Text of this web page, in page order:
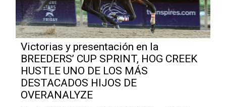
Victorias y presentación en la
BREEDERS’ CUP SPRINT, HOG CREEK
HUSTLE UNO DE LOS MÁS
DESTACADOS HIJOS DE
OVERANALYZE